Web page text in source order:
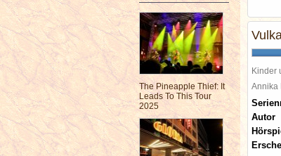
The Pineapple Thief: It
Leads To This Tour
2025
Kinder
Annika
Autor